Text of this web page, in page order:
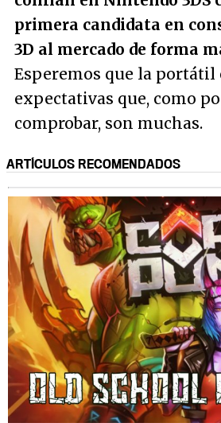
primera candidata en
3D al mercado de forma
Esperemos que la portátil
expectativas que, como
comprobar, son muchas.
ARTÍCULOS RECOMENDADOS